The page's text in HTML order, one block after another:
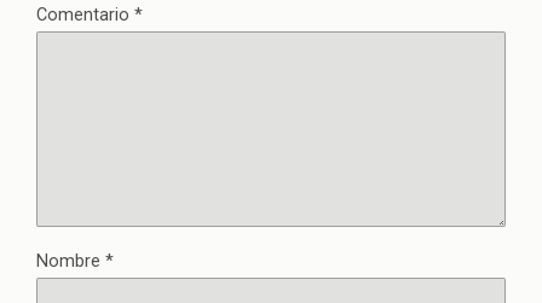
Comentario *
Nombre *